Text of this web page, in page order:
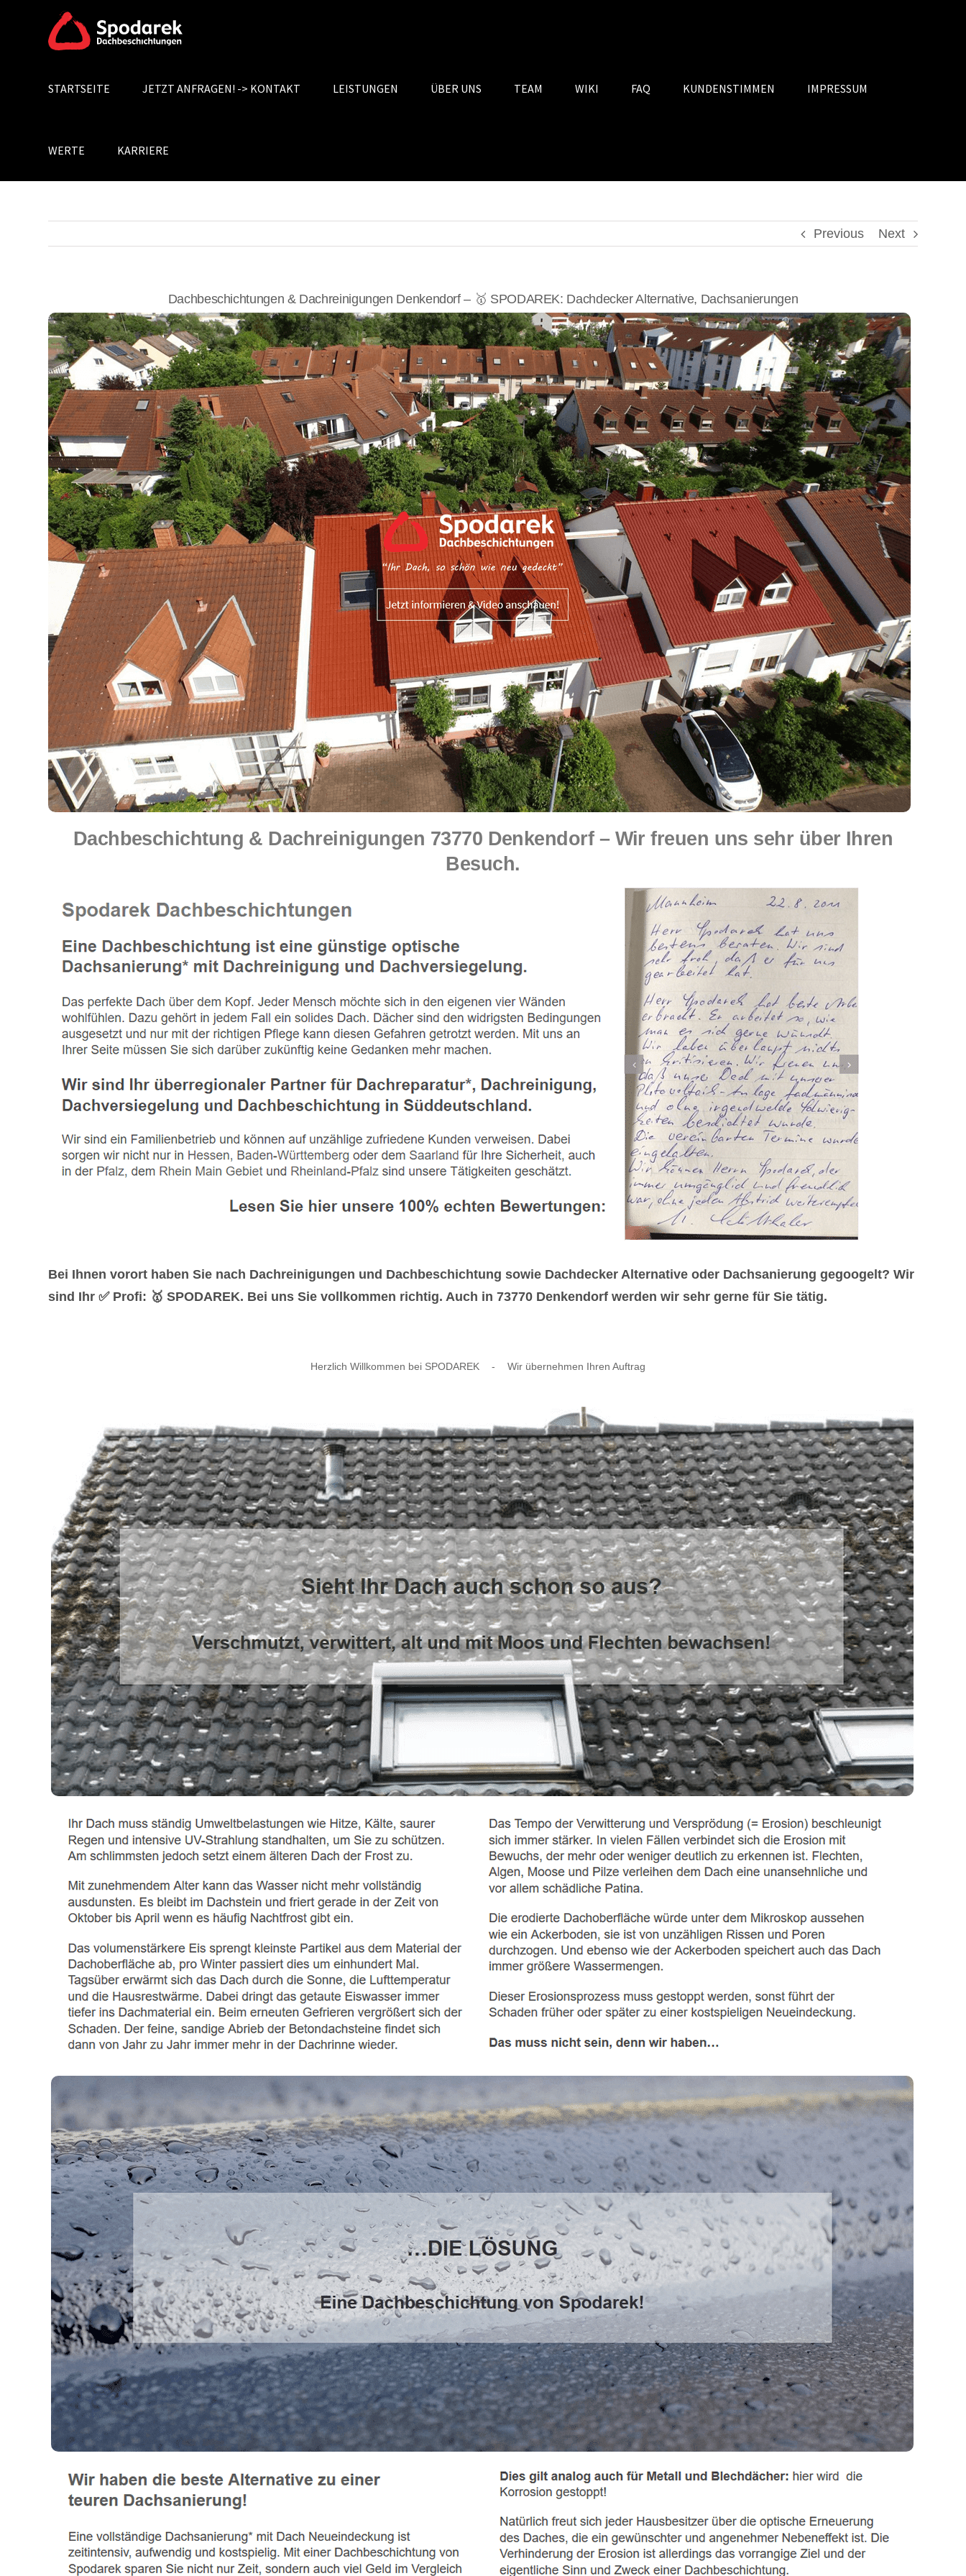
Search
STARTSEITE JETZT ANFRAGEN! -> KONTAKT LEISTUNGEN ÜBER UNS TEAM WIKI FAQ KUNDENSTIMMEN IMPRESSUM
WERTE KARRIERE
Previous Next
Dachbeschichtungen & Dachreinigungen Denkendorf – 🥇 SPODAREK: Dachdecker Alternative, Dachsanierungen
Dachbeschichtung & Dachreinigungen 73770 Denkendorf – Wir freuen uns sehr über Ihren
Besuch.
Bei Ihnen vorort haben Sie nach Dachreinigungen und Dachbeschichtung sowie Dachdecker Alternative oder Dachsanierung gegoogelt? Wir
sind Ihr ✅ Profi: 🥇 SPODAREK. Bei uns Sie vollkommen richtig. Auch in 73770 Denkendorf werden wir sehr gerne für Sie tätig.
Herzlich Willkommen bei SPODAREK - Wir übernehmen Ihren Auftrag